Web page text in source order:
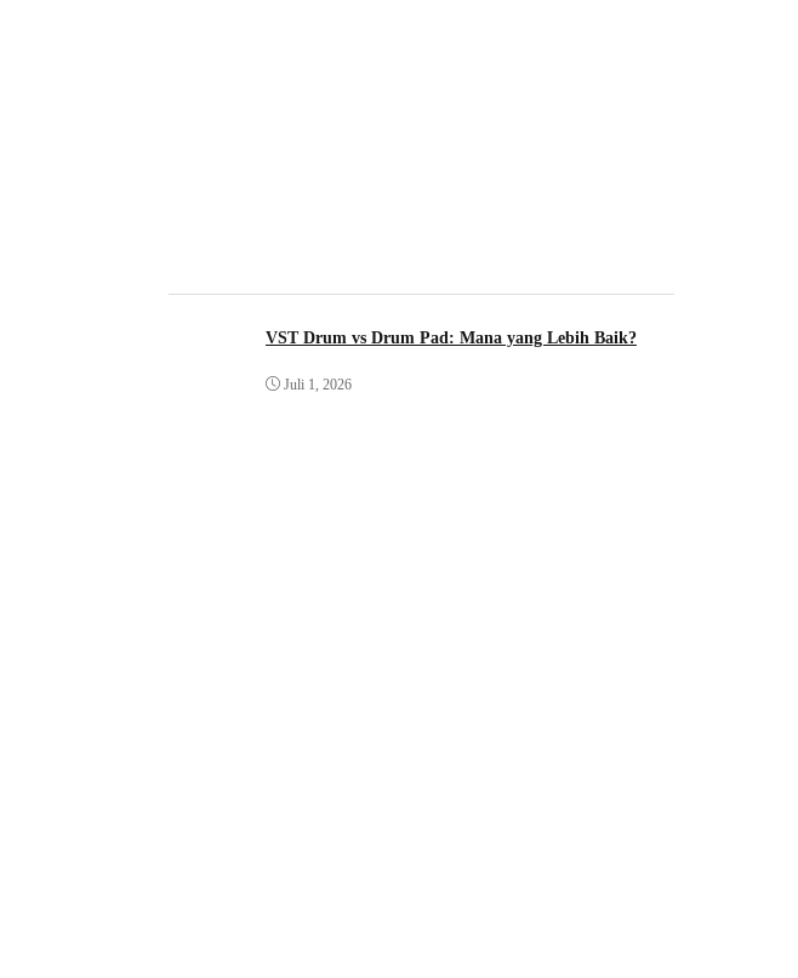
VST Drum vs Drum Pad: Mana yang Lebih Baik?
Juli 1, 2026